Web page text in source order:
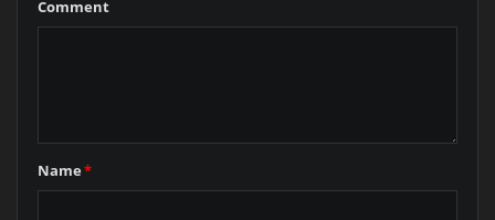
Comment
Name*